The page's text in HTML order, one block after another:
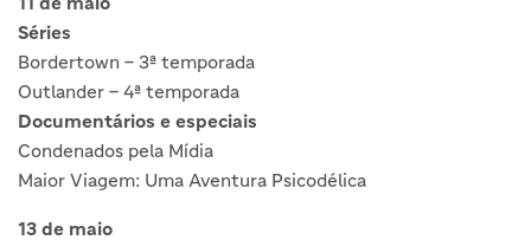
Séries
Bordertown – 3ª temporada
Outlander – 4ª temporada
Documentários e especiais
Condenados pela Mídia
Maior Viagem: Uma Aventura Psicodélica
13 de maio